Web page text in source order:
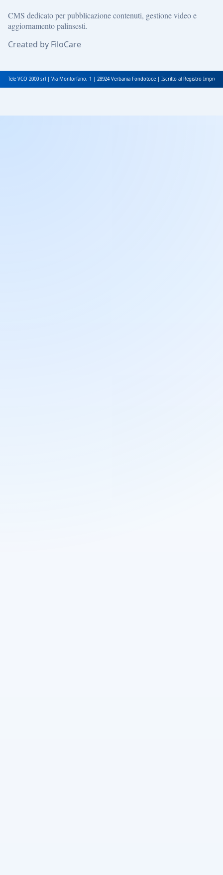
CMS dedicato per pubblicazione contenuti, gestione video e
aggiornamento palinsesti.
Created by FiloCare
Tele VCO 2000 srl | Via Montorfano, 1 | 28924 Verbania Fondotoce | Iscritto al Registro Imprese